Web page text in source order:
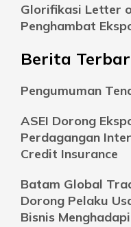
Glorifikasi Letter
Penghambat
Berita
Pengumuman
ASEI Dorong
Perdagangan
Credit Insurance
Batam Global
Dorong Pelaku
Bisnis